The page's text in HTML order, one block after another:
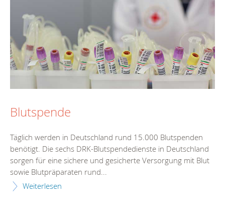
Blutspende
Täglich werden in Deutschland rund 15.000 Blutspenden
benötigt. Die sechs DRK-Blutspendedienste in Deutschland
sorgen für eine sichere und gesicherte Versorgung mit Blut
sowie Blutpräparaten rund...
Weiterlesen